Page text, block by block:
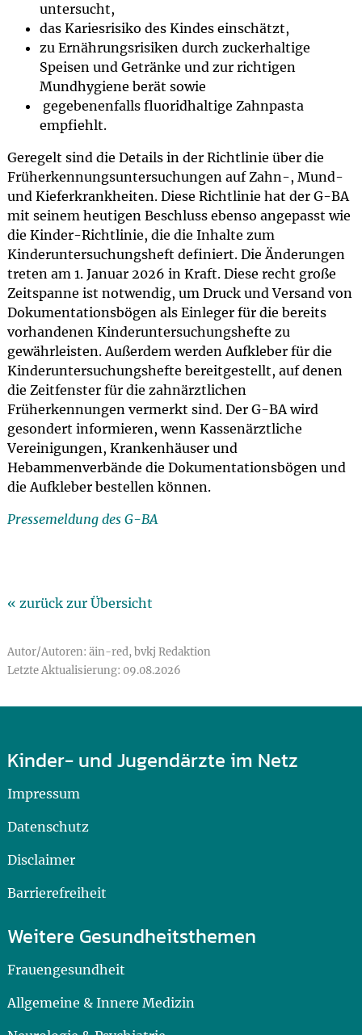
untersucht,
das Kariesrisiko des Kindes einschätzt,
zu Ernährungsrisiken durch zuckerhaltige
Speisen und Getränke und zur richtigen
Mundhygiene berät sowie
gegebenenfalls fluoridhaltige Zahnpasta
empfiehlt.
Geregelt sind die Details in der Richtlinie über die
Früherkennungsuntersuchungen auf Zahn-, Mund-
und Kieferkrankheiten. Diese Richtlinie hat der G-BA
mit seinem heutigen Beschluss ebenso angepasst wie
die Kinder-Richtlinie, die die Inhalte zum
Kinderuntersuchungsheft definiert. Die Änderungen
treten am 1. Januar 2026 in Kraft. Diese recht große
Zeitspanne ist notwendig, um Druck und Versand von
Dokumentationsbögen als Einleger für die bereits
vorhandenen Kinderuntersuchungshefte zu
gewährleisten. Außerdem werden Aufkleber für die
Kinderuntersuchungshefte bereitgestellt, auf denen
die Zeitfenster für die zahnärztlichen
Früherkennungen vermerkt sind. Der G-BA wird
gesondert informieren, wenn Kassenärztliche
Vereinigungen, Krankenhäuser und
Hebammenverbände die Dokumentationsbögen und
die Aufkleber bestellen können.
Pressemeldung des G-BA
« zurück zur Übersicht
Autor/Autoren: äin-red, bvkj Redaktion
Letzte Aktualisierung: 09.08.2026
Kinder- und Jugendärzte im Netz
Impressum
Datenschutz
Disclaimer
Barrierefreiheit
Weitere Gesundheitsthemen
Frauengesundheit
Allgemeine & Innere Medizin